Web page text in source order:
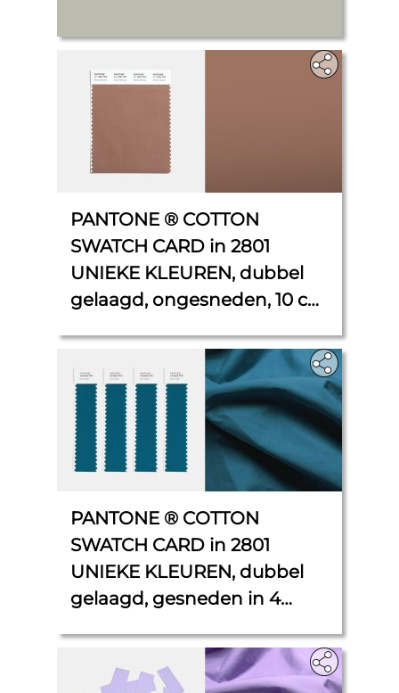
PANTONE ® COTTON
SWATCH CARD in 2801
UNIEKE KLEUREN, dubbel
gelaagd, ongesneden, 10 cm
PANTONE ® COTTON
SWATCH CARD in 2801
UNIEKE KLEUREN, dubbel
gelaagd, gesneden in 4